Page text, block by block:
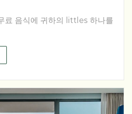
료 음식에 귀하의 littles 하나를